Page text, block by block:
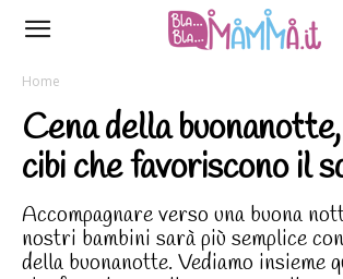
Home
Cena della
cibi che favoriscono il
Accompagnare verso una buona
nostri bambini sarà più semplice
della buonanotte. Vediamo insieme